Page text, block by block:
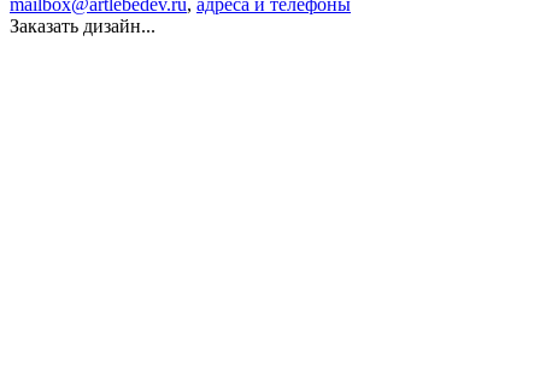
mailbox@artlebedev.ru, адреса и телефоны
Заказать дизайн...